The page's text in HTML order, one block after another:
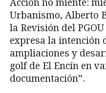
Acción no miente:
Urbanismo, Alberto
la Revisión del
expresa la intención
ampliaciones y
golf de El Encín en
documentación”.